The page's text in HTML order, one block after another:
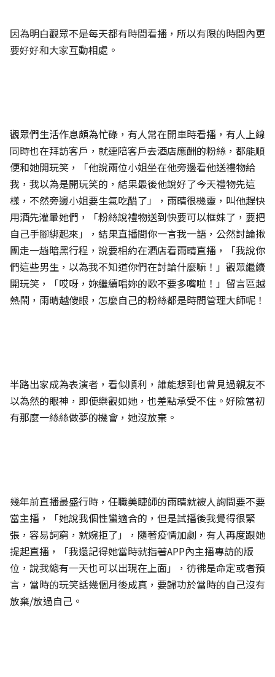
因為明白觀眾不是每天都有時間看播，所以有限的時間內更
要好好和大家互動相處。
觀眾們生活作息頗為忙碌，有人常在開車時看播，有人上線
同時也在拜訪客戶，就連陪客戶去酒店應酬的粉絲，都能順
便和她開玩笑，「他說兩位小姐坐在他旁邊看他送禮物給
我，我以為是開玩笑的，結果最後他說好了今天禮物先這
樣，不然旁邊小姐要生氣吃醋了」，雨晴很機靈，叫他趕快
用酒先灌暈她們，「粉絲說禮物送到快要可以框妹了，要把
自己手腳綁起來」，結果直播間你一言我一語，公然討論揪
團走一趟暗黑行程，說要相約在酒店看雨晴直播，「我說你
們這些男生，以為我不知道你們在討論什麼嘛！」觀眾繼續
開玩笑，「哎呀，妳繼續唱妳的歌不要多嘴啦！」留言區越
熱鬧，雨晴越傻眼，怎麼自己的粉絲都是時間管理大師呢！
半路出家成為表演者，看似順利，誰能想到也曾見過親友不
以為然的眼神，即便樂觀如她，也差點承受不住。好險當初
有那麼一絲絲做夢的機會，她沒放棄。
幾年前直播最盛行時，任職美睫師的雨晴就被人詢問要不要
當主播，「她說我個性蠻適合的，但是試播後我覺得很緊
張，容易詞窮，就婉拒了」，隨著疫情加劇，有人再度跟她
提起直播，「我還記得她當時就指著APP內主播專訪的版
位，說我總有一天也可以出現在上面」，彷彿是命定或者預
言，當時的玩笑話幾個月後成真，要歸功於當時的自己沒有
放棄/放過自己。